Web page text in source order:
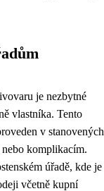
je nezbytné
vlastníka. Tento
v stanovených
komplikacím.
úřadě, kde je
včetně kupní